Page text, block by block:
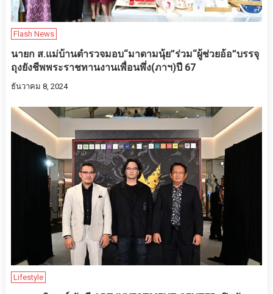
Flash News
นายก ส.แม่บ้านตำรวจมอบ“มาดามนุ้ย”ร่วม“ผู้ช่วยอ้อ”บรรจุ
ถุงยังชีพพระราชทานงานเพื่อนพึ่ง(ภาฯ)ปี 67
ธันวาคม 8, 2024
Lifestyle